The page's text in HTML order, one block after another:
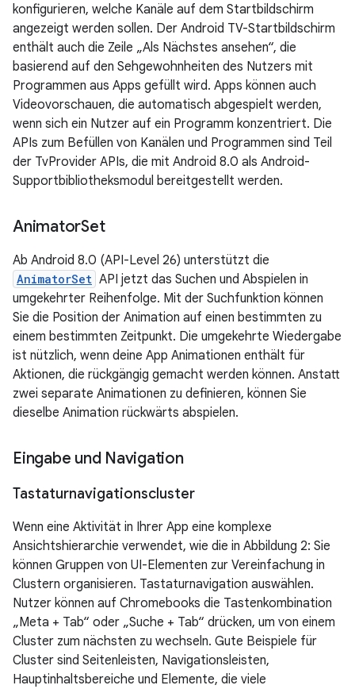
konfigurieren, welche Kanäle auf dem Startbildschirm
angezeigt werden sollen. Der Android TV-Startbildschirm
enthält auch die Zeile „Als Nächstes ansehen“, die
basierend auf den Sehgewohnheiten des Nutzers mit
Programmen aus Apps gefüllt wird. Apps können auch
Videovorschauen, die automatisch abgespielt werden,
wenn sich ein Nutzer auf ein Programm konzentriert. Die
APIs zum Befüllen von Kanälen und Programmen sind Teil
der TvProvider APIs, die mit Android 8.0 als Android-
Supportbibliotheksmodul bereitgestellt werden.
AnimatorSet
Ab Android 8.0 (API-Level 26) unterstützt die
AnimatorSet API jetzt das Suchen und Abspielen in
umgekehrter Reihenfolge. Mit der Suchfunktion können
Sie die Position der Animation auf einen bestimmten zu
einem bestimmten Zeitpunkt. Die umgekehrte Wiedergabe
ist nützlich, wenn deine App Animationen enthält für
Aktionen, die rückgängig gemacht werden können. Anstatt
zwei separate Animationen zu definieren, können Sie
dieselbe Animation rückwärts abspielen.
Eingabe und Navigation
Tastaturnavigationscluster
Wenn eine Aktivität in Ihrer App eine komplexe
Ansichtshierarchie verwendet, wie die in Abbildung 2: Sie
können Gruppen von UI-Elementen zur Vereinfachung in
Clustern organisieren. Tastaturnavigation auswählen.
Nutzer können auf Chromebooks die Tastenkombination
„Meta + Tab“ oder „Suche + Tab“ drücken, um von einem
Cluster zum nächsten zu wechseln. Gute Beispiele für
Cluster sind Seitenleisten, Navigationsleisten,
Hauptinhaltsbereiche und Elemente, die viele